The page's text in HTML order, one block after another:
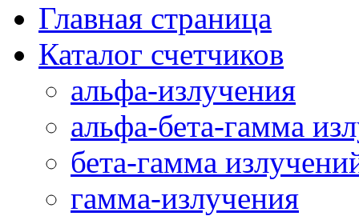
Главная страница
Каталог счетчиков
альфа-излучения
альфа-бета-гамма
бета-гамма
гамма-излучения